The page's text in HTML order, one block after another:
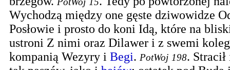
Wychodzą między one gęste dziwowidze
Posłowie i prosto do koni Idą, które na
ustroni Z nimi oraz Dilawer i z swemi
kompanią Wezyry i Begi. PotWoj 198.